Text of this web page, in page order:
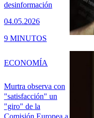
desinformación
04.05.2026
9 MINUTOS
Murtra observa con
"satisfacción" un
"giro" de la
Comisión Europea a
ECONOMÍA